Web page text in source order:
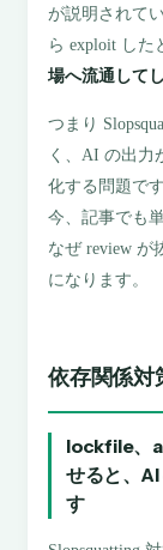
が説明されて
ら exploit した
場へ流通して
つまり
く、AI の出力
化する問題で
今、記事でも
なぜ review が
になります。
依存関係対
lockfile、
せると、
す